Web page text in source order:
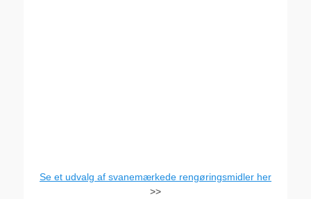
Se et udvalg af svanemærkede rengøringsmidler her
>>